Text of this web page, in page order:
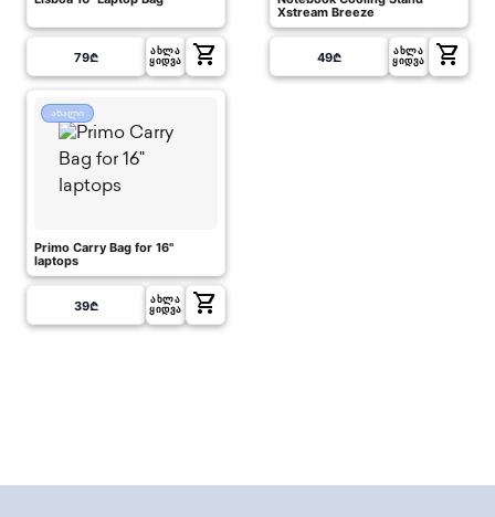
79₾
ᲐᲮᲚᲐ
ᲧᲘᲓᲕᲐ
shopping_cart
Xstream Breeze
49₾
ᲐᲮᲚᲐ
ᲧᲘᲓᲕᲐ
shopping_cart
ახალი
Primo Carry Bag for 16"
laptops
39₾
ᲐᲮᲚᲐ
ᲧᲘᲓᲕᲐ
shopping_cart